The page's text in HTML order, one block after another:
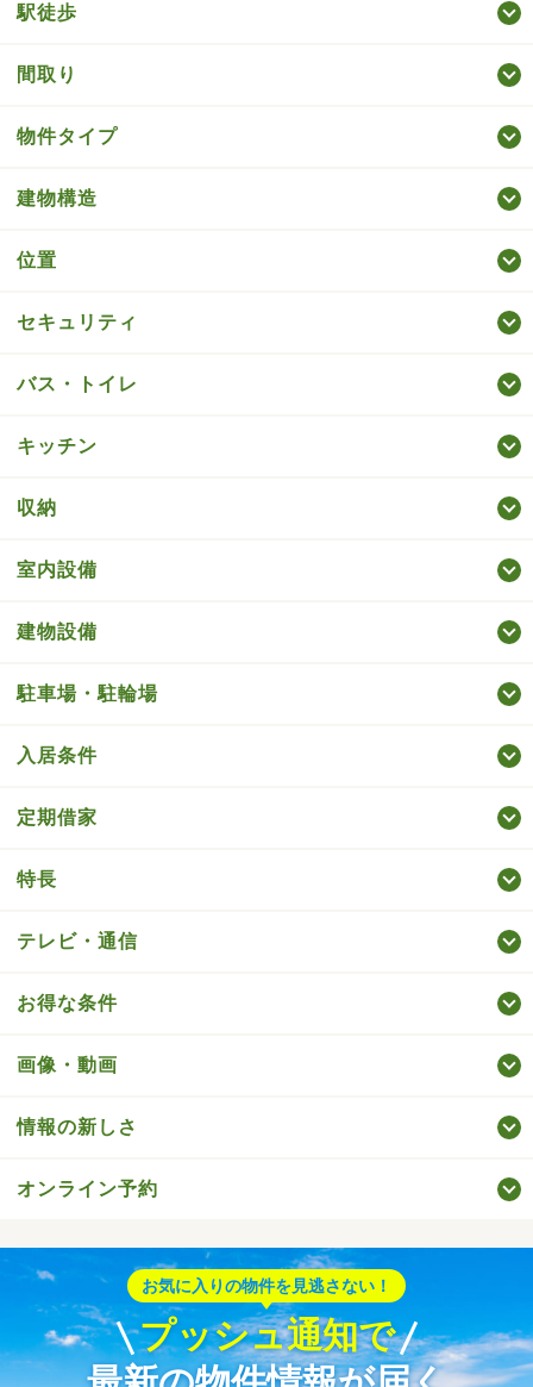
駅徒歩
間取り
物件タイプ
建物構造
位置
セキュリティ
バス・トイレ
キッチン
収納
室内設備
建物設備
駐車場・駐輪場
入居条件
定期借家
特長
テレビ・通信
お得な条件
画像・動画
情報の新しさ
オンライン予約
お気に入りの物件を見逃さない！
プッシュ通知で